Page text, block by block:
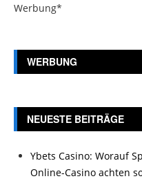
Werbung*
WERBUNG
NEUESTE BEITRÄGE
Ybets Casino: Worauf
Online-Casino achten